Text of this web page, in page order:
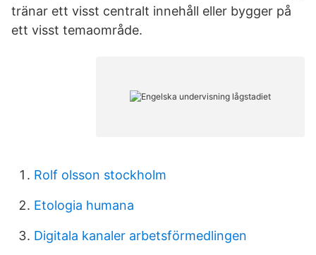
tränar ett visst centralt innehåll eller bygger på
ett visst temaområde.
Rolf olsson stockholm
Etologia humana
Digitala kanaler arbetsförmedlingen